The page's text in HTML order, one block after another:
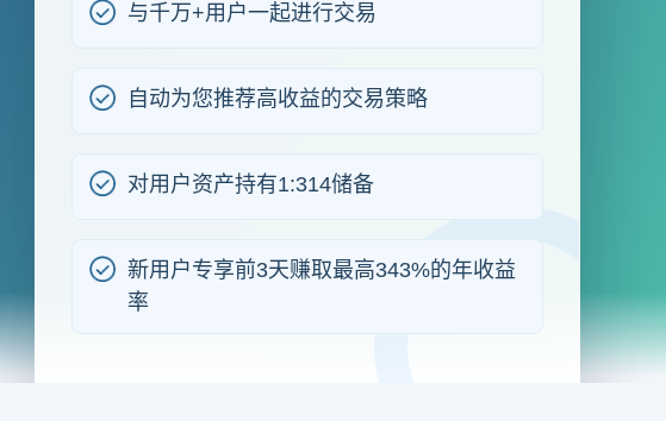
与千万+用户一起进行交易
自动为您推荐高收益的交易策略
对用户资产持有1:314储备
新用户专享前3天赚取最高343%的年收益
率